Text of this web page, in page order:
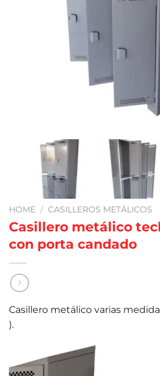
HOME / CASILLEROS METÁLICOS
Casillero metálico
con porta candado
Casillero metálico varias
).